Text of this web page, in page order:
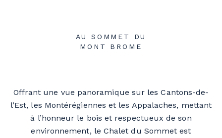
AU SOMMET DU
MONT BROME
Offrant une vue panoramique sur les Cantons-de-
l’Est, les Montérégiennes et les Appalaches, mettant
à l’honneur le bois et respectueux de son
environnement, le Chalet du Sommet est